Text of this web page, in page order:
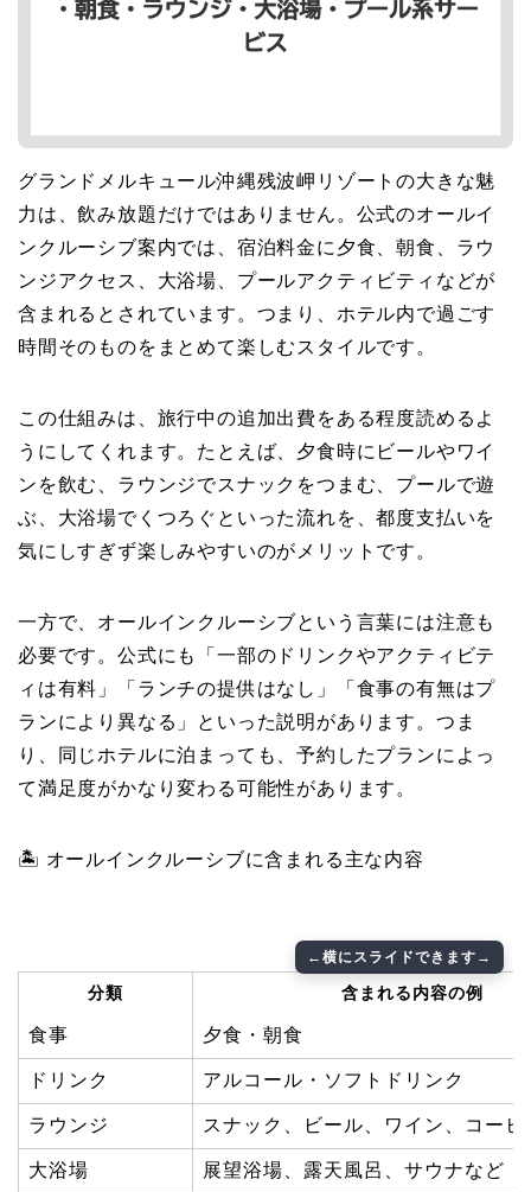
グランドメルキュール沖縄残波岬リゾートの大きな魅
力は、飲み放題だけではありません。公式のオールイ
ンクルーシブ案内では、宿泊料金に夕食、朝食、ラウ
ンジアクセス、大浴場、プールアクティビティなどが
含まれるとされています。つまり、ホテル内で過ごす
時間そのものをまとめて楽しむスタイルです。
この仕組みは、旅行中の追加出費をある程度読めるよ
うにしてくれます。たとえば、夕食時にビールやワイ
ンを飲む、ラウンジでスナックをつまむ、プールで遊
ぶ、大浴場でくつろぐといった流れを、都度支払いを
気にしすぎず楽しみやすいのがメリットです。
一方で、オールインクルーシブという言葉には注意も
必要です。公式にも「一部のドリンクやアクティビテ
ィは有料」「ランチの提供はなし」「食事の有無はプ
ランにより異なる」といった説明があります。つま
り、同じホテルに泊まっても、予約したプランによっ
て満足度がかなり変わる可能性があります。
🏝 オールインクルーシブに含まれる主な内容
分類 含まれる内容の例
食事 夕食・朝食
ドリンク アルコール・ソフトドリンク
ラウンジ スナック、ビール、ワイン、コーヒ
大浴場 展望浴場、露天風呂、サウナなど